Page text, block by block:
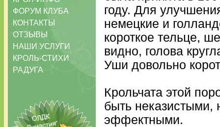
ФОРУМ КЛУБА
КОНТАКТЫ
ОТЗЫВЫ
НАШИ УСЛУГИ
КРОЛЬ-СТИХИ
РАДУГА
году. Для
немецкие и
короткое тельце,
видно, голова
Уши довольно
Крольчата этой
быть неказистыми,
эффектными.